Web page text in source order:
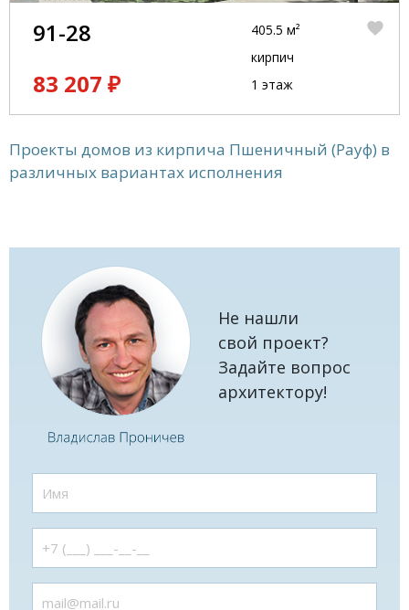
91-28
83 207 ₽
405.5 м²
кирпич
1 этаж
Проекты домов из кирпича Пшеничный (Рауф) в
различных вариантах исполнения
Не нашли
свой проект?
Задайте вопрос
архитектору!